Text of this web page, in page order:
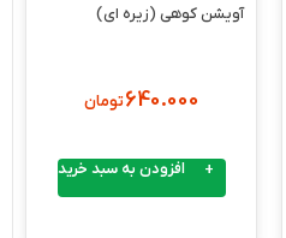
آویشن کوهی (زیره ای)
640.000تومان
افزودن به سبد خرید